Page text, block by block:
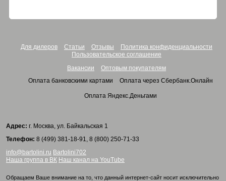
Для дилеров Статьи Отзывы
Политика конфиденциальности
Пользовательское соглашение
Вакансии
Оптовым покупателям
Оплата банковскими картами
Оплата через Сбербанк.Онлайн
Оплата Яндекс.Деньгами
Адрес: г. Москва, ул. Байкальская 1
Телефон: 8 (499) 381-18-91, 8 (800) 250-71-33
info@bartolini.ru Bartolini702
Наша группа в ВК Наш канал на YouTube
Обращаем Ваше внимание на то, что данный интернет-сайт носит исключительно